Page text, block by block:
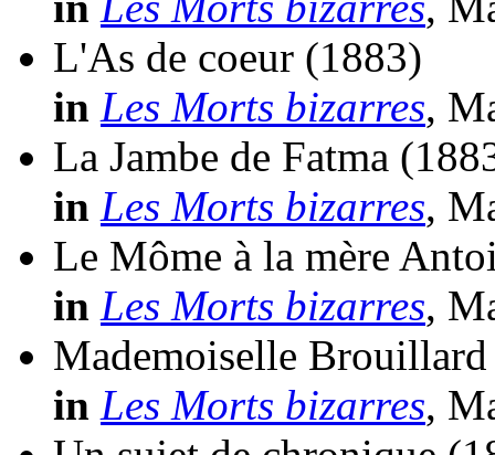
L'As de coeur (1883)
in Les Morts bizarres,
La Jambe de Fatma
in Les Morts bizarres,
Le Môme à la mère
in Les Morts bizarres,
Mademoiselle Brouillard
in Les Morts bizarres,